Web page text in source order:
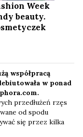
Week
beauty.
współpracą
w ponad
przedłużeń rzęs
od spodu
się przez kilka